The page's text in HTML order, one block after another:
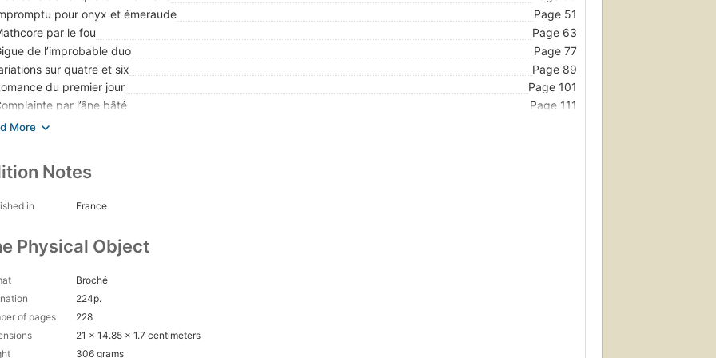
pour onyx et émeraude
Page 51
par le fou
Page 63
de l’improbable duo
Page 77
sur quatre et six
Page 89
du premier jour
Page 101
par l’âne bâté
Page 111
symphonique pour amitié antithétique
à cinq voies
de l’aïon
vous remarqué ?.
l’auteur….
Notes
in France
Physical Object
Broché
224p.
of pages
228
21 x 14.85 x 1.7 centimeters
306 grams